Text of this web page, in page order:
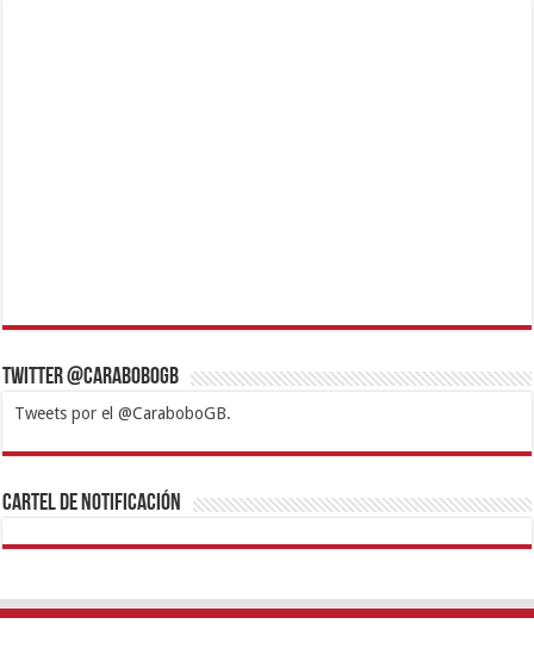
Twitter @CaraboboGB
Tweets por el @CaraboboGB.
1xbetBetturkeyBetistKralbetSupertotobetTipobetMatadorbetMariobet
https://mvbcasino.com/
Cartel de Notificación